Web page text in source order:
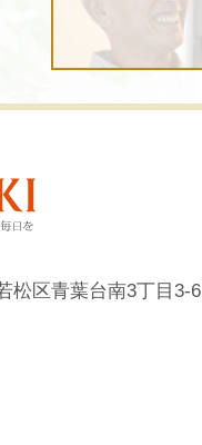
松区青葉台南3丁目3-6